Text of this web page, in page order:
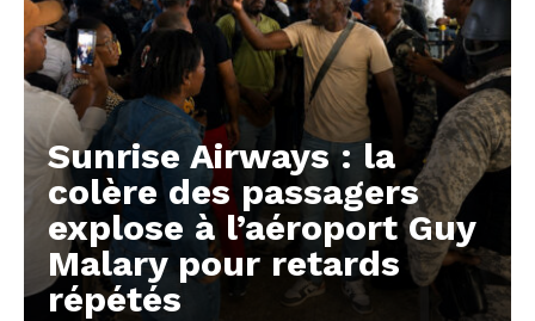
Sunrise Airways : la
colère des passagers
explose à l’aéroport Guy
Malary pour retards
répétés